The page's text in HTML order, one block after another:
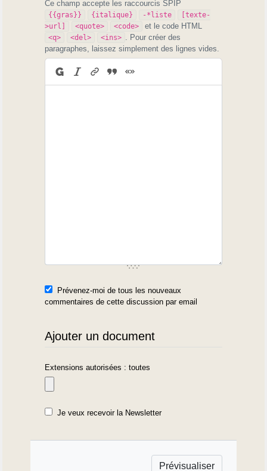
Ce champ accepte les raccourcis SPIP
{{gras}} {italique} -*liste
[texte-
>url]
<quote> <code> et le code HTML
<q> <del> <ins>
. Pour créer des
paragraphes, laissez simplement des lignes vides.
Prévenez-moi de tous les nouveaux
commentaires de cette discussion par email
Ajouter un document
Extensions autorisées : toutes
Je veux recevoir la Newsletter